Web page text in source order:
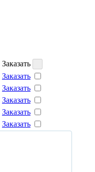
Заказать
Заказать
Заказать
Заказать
Заказать
Заказать